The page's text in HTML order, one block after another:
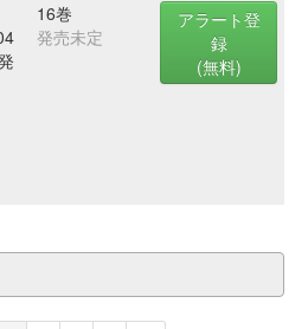
16巻
発売未定
アラート登
録
(無料)